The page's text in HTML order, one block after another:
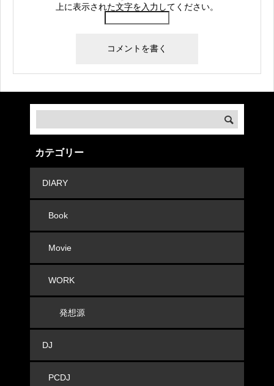
上に表示された文字を入力してください。
カテゴリー
DIARY
Book
Movie
WORK
発想源
DJ
PCDJ